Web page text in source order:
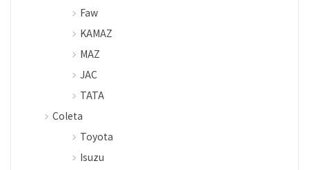
Faw
KAMAZ
MAZ
JAC
TATA
Coleta
Toyota
Isuzu